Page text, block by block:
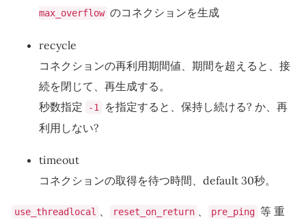
max_overflow のコネクションを生成
recycle
コネクションの再利用期間値、期間を超えると、接
続を閉じて、再生成する。
秒数指定
-1
を指定すると、保持し続ける? か、再
利用しない?
timeout
コネクションの取得を待つ時間、default 30秒。
use_threadlocal 、 reset_on_return 、 pre_ping 等 重